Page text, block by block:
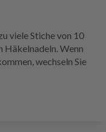
viele Stiche von 10
Häkelnadeln. Wenn
wechseln Sie